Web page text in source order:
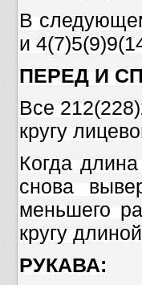
В
и
ПЕРЕД И
Все
кругу
Когда
снова
меньшего
кругу
РУКАВА: